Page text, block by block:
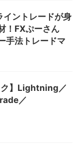
ントレードが身
！FXぷーさん
手法トレードマ
ク】Lightning／
／